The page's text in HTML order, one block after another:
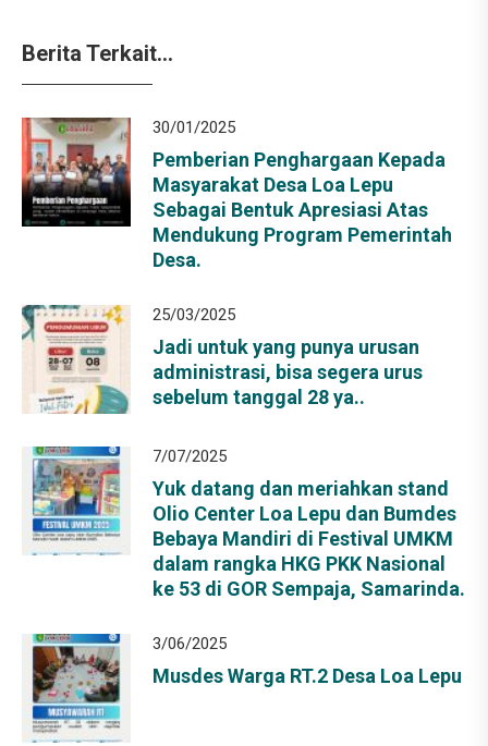
Berita Terkait...
30/01/2025
Pemberian Penghargaan Kepada
Masyarakat Desa Loa Lepu
Sebagai Bentuk Apresiasi Atas
Mendukung Program Pemerintah
Desa.
25/03/2025
Jadi untuk yang punya urusan
administrasi, bisa segera urus
sebelum tanggal 28 ya..
7/07/2025
Yuk datang dan meriahkan stand
Olio Center Loa Lepu dan Bumdes
Bebaya Mandiri di Festival UMKM
dalam rangka HKG PKK Nasional
ke 53 di GOR Sempaja, Samarinda.
3/06/2025
Musdes Warga RT.2 Desa Loa Lepu